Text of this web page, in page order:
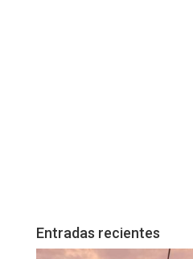
Entradas recientes